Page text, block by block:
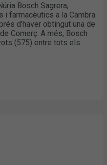
Bosch Sagrera,
i farmacèutics a la Cambra
d’haver obtingut una de
Comerç. A més, Bosch
(575) entre tots els